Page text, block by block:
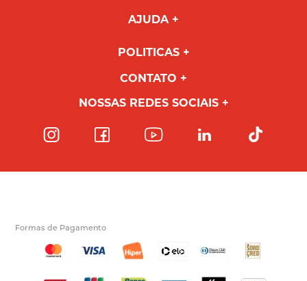
AJUDA
POLITICAS
CONTATO
NOSSAS REDES SOCIAIS
Formas de Pagamento